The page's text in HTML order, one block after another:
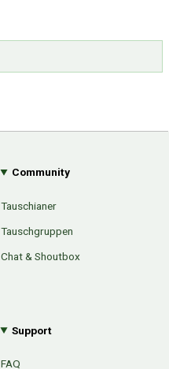
Community
Tauschianer
Tauschgruppen
Chat & Shoutbox
Support
FAQ